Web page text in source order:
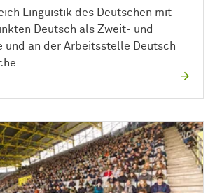
Linguistik des Deutschen mit
Deutsch als Zweit- und
und an der Arbeitsstelle Deutsch